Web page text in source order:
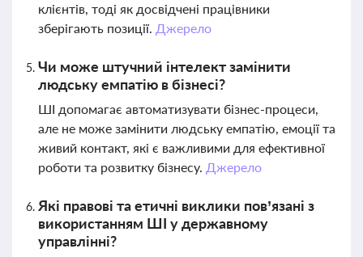
клієнтів, тоді як досвідчені працівники
зберігають позиції. Джерело
Чи може штучний інтелект замінити
людську емпатію в бізнесі?
ШІ допомагає автоматизувати бізнес-процеси,
але не може замінити людську емпатію, емоції та
живий контакт, які є важливими для ефективної
роботи та розвитку бізнесу. Джерело
Які правові та етичні виклики пов’язані з
використанням ШІ у державному
управлінні?